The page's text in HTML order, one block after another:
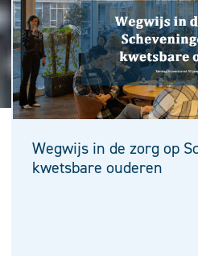
Wegwijs in de zorg op
kwetsbare ouderen